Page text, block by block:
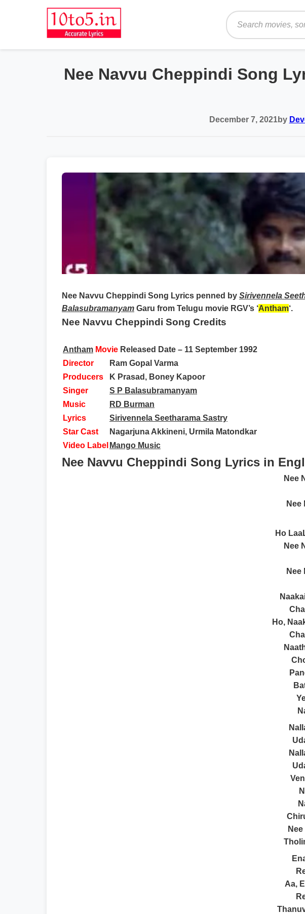
Nee Navvu Cheppindi Song
December 7, 2021by
Nee Navvu Cheppindi Song Lyrics penned by Sirivennela
Balasubramanyam Garu from Telugu movie RGV’s ‘Antham‘.
Nee Navvu Cheppindi Song Credits
Antham Movie Released Date – 11 September 1992
Director
Ram Gopal Varma
Producers
K Prasad, Boney Kapoor
Singer
S P Balasubramanyam
Music
RD Burman
Lyrics
Sirivennela Seetharama Sastry
Star Cast
Nagarjuna Akkineni, Urmila Matondkar
Video Label Mango Music
Nee Navvu Cheppindi Song Lyrics in
Nee
Nee
Ho
Nee
Nee
Ho,
Aa,